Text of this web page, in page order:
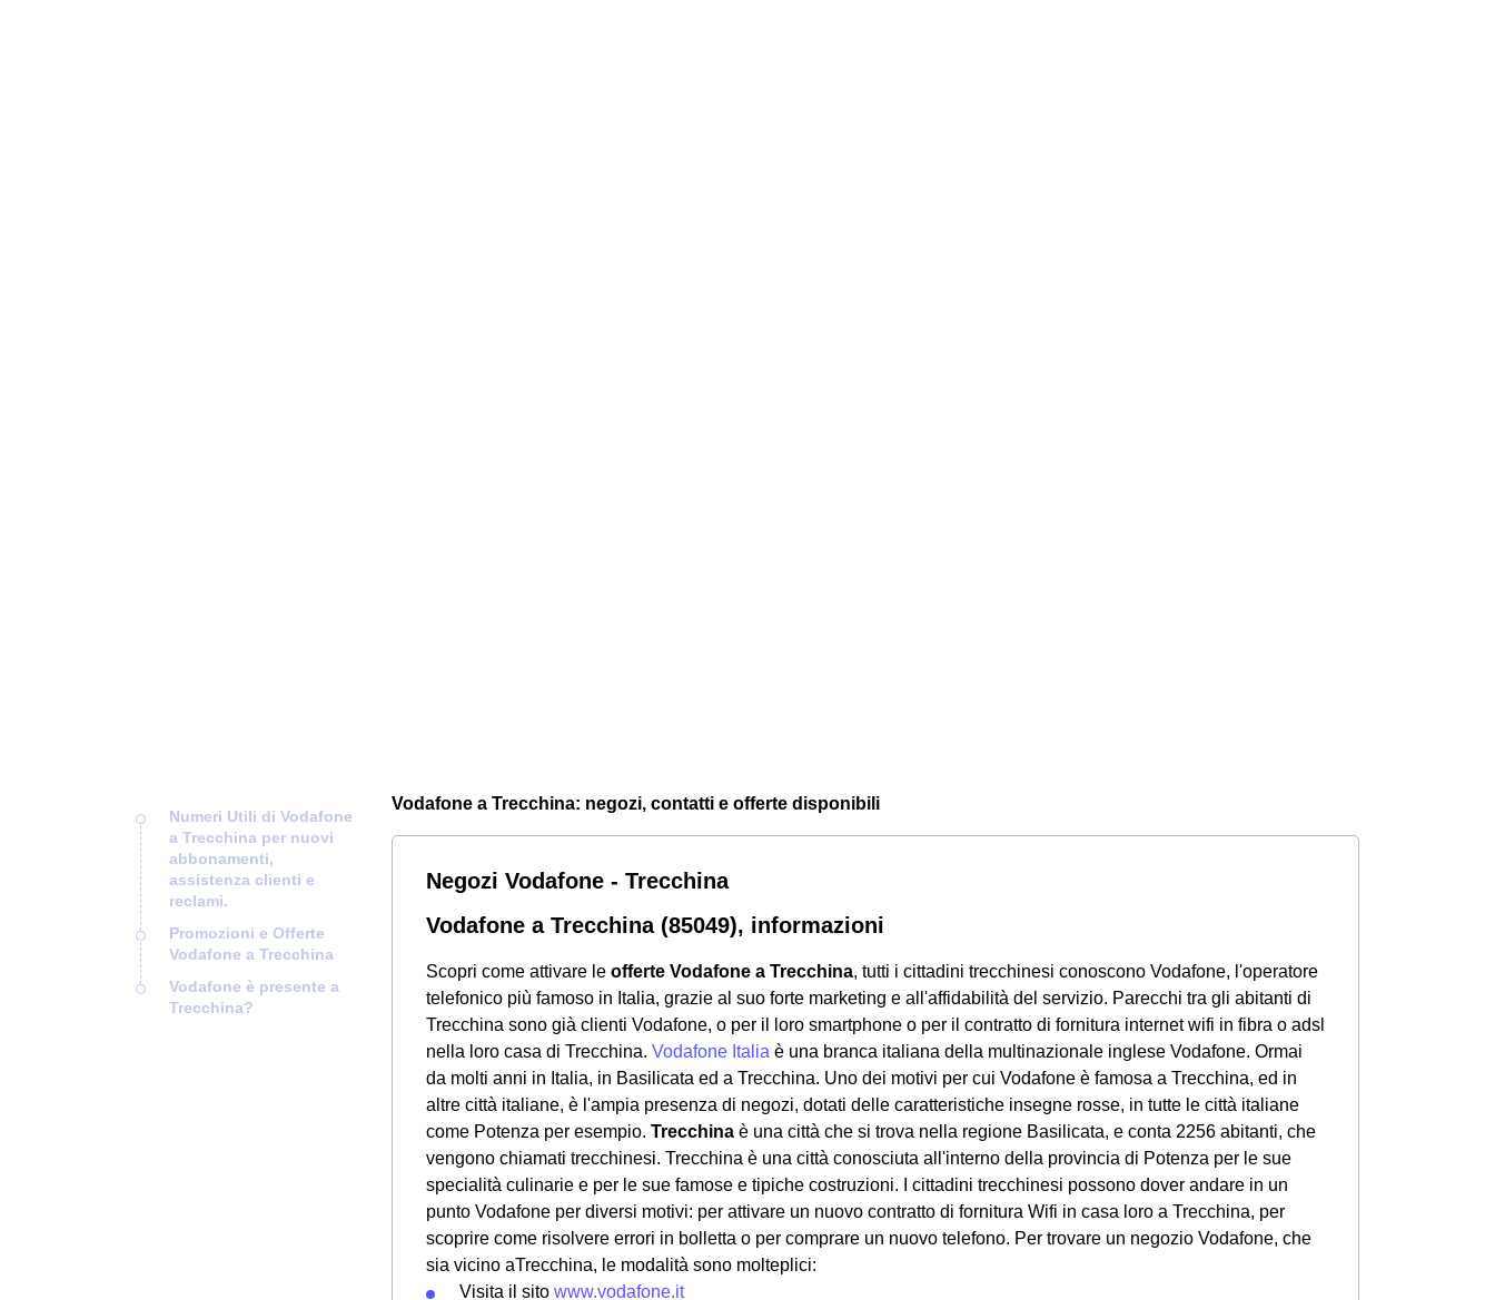
Numeri Utili di Vodafone
a Trecchina per nuovi
abbonamenti,
assistenza clienti e
reclami.
Promozioni e Offerte
Vodafone a Trecchina
Vodafone è presente a
Trecchina?
Vodafone a Trecchina: negozi, contatti e offerte disponibili
Negozi Vodafone - Trecchina
Vodafone a Trecchina (85049), informazioni
Scopri come attivare le offerte Vodafone a Trecchina, tutti i cittadini trecchinesi conoscono Vodafone, l'operatore
telefonico più famoso in Italia, grazie al suo forte marketing e all'affidabilità del servizio. Parecchi tra gli abitanti di
Trecchina sono già clienti Vodafone, o per il loro smartphone o per il contratto di fornitura internet wifi in fibra o adsl
nella loro casa di Trecchina. Vodafone Italia è una branca italiana della multinazionale inglese Vodafone. Ormai
da molti anni in Italia, in Basilicata ed a Trecchina. Uno dei motivi per cui Vodafone è famosa a Trecchina, ed in
altre città italiane, è l'ampia presenza di negozi, dotati delle caratteristiche insegne rosse, in tutte le città italiane
come Potenza per esempio. Trecchina è una città che si trova nella regione Basilicata, e conta 2256 abitanti, che
vengono chiamati trecchinesi. Trecchina è una città conosciuta all'interno della provincia di Potenza per le sue
specialità culinarie e per le sue famose e tipiche costruzioni. I cittadini trecchinesi possono dover andare in un
punto Vodafone per diversi motivi: per attivare un nuovo contratto di fornitura Wifi in casa loro a Trecchina, per
scoprire come risolvere errori in bolletta o per comprare un nuovo telefono. Per trovare un negozio Vodafone, che
sia vicino aTrecchina, le modalità sono molteplici:
Visita il sito www.vodafone.it